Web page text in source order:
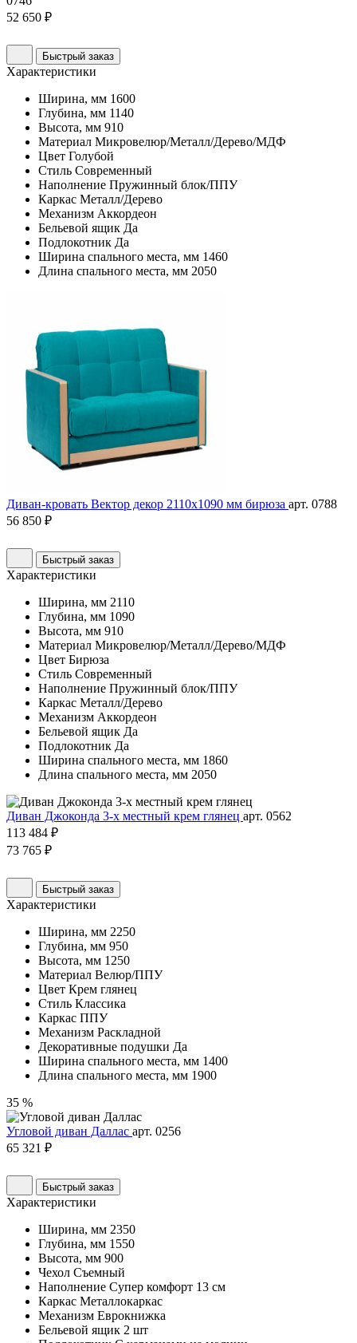
52 650 ₽
Быстрый заказ
Характеристики
Ширина, мм 1600
Глубина, мм 1140
Высота, мм 910
Материал Микровелюр/Металл/Дерево/МДФ
Цвет Голубой
Стиль Современный
Наполнение Пружинный блок/ППУ
Каркас Металл/Дерево
Механизм Аккордеон
Бельевой ящик Да
Подлокотник Да
Ширина спального места, мм 1460
Длина спального места, мм 2050
Диван-кровать Вектор декор 2110х1090 мм бирюза арт. 0788
56 850 ₽
Быстрый заказ
Характеристики
Ширина, мм 2110
Глубина, мм 1090
Высота, мм 910
Материал Микровелюр/Металл/Дерево/МДФ
Цвет Бирюза
Стиль Современный
Наполнение Пружинный блок/ППУ
Каркас Металл/Дерево
Механизм Аккордеон
Бельевой ящик Да
Подлокотник Да
Ширина спального места, мм 1860
Длина спального места, мм 2050
Диван Джоконда 3-х местный крем глянец арт. 0562
113 484 ₽
73 765 ₽
Быстрый заказ
Характеристики
Ширина, мм 2250
Глубина, мм 950
Высота, мм 1250
Материал Велюр/ППУ
Цвет Крем глянец
Стиль Классика
Каркас ППУ
Механизм Раскладной
Декоративные подушки Да
Ширина спального места, мм 1400
Длина спального места, мм 1900
35 %
Угловой диван Даллас арт. 0256
65 321 ₽
Быстрый заказ
Характеристики
Ширина, мм 2350
Глубина, мм 1550
Высота, мм 900
Чехол Съемный
Наполнение Супер комфорт 13 см
Каркас Металлокаркас
Механизм Еврокнижка
Бельевой ящик 2 шт